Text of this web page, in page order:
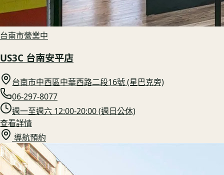
台南市營業中
US3C 台南安平店
台南市中西區中華西路二段16號 (星巴克旁)
06-297-8077
週一至週六 12:00-20:00 (週日公休)
查看詳情
導航預約